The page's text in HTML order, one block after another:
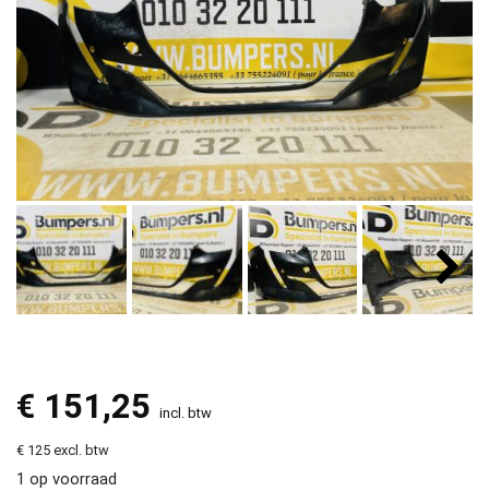
€ 151,25 incl. btw
€ 125 excl. btw
1 op voorraad